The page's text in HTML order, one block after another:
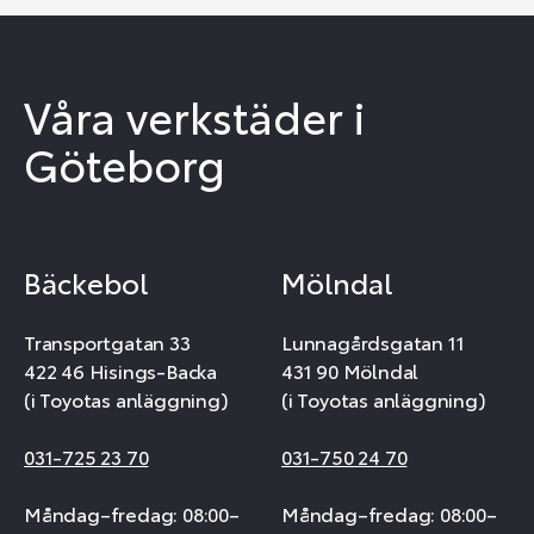
Våra verkstäder i
Göteborg
Bäckebol
Transportgatan 33
422 46 Hisings-Backa
(i Toyotas anläggning)
031-725 23 70
Måndag–fredag: 08:00–
Mölndal
Lunnagårdsgatan 11
431 90 Mölndal
(i Toyotas anläggning)
031-750 24 70
Måndag–fredag: 08:00–